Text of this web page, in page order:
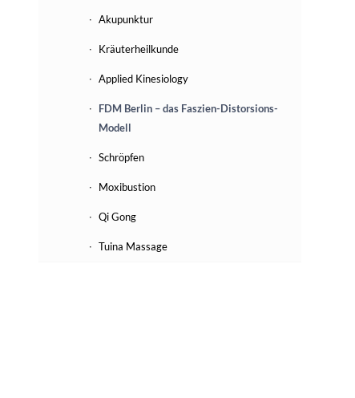
Akupunktur
Kräuterheilkunde
Applied Kinesiology
FDM Berlin – das Faszien-Distorsions-
Modell
Schröpfen
Moxibustion
Qi Gong
Tuina Massage